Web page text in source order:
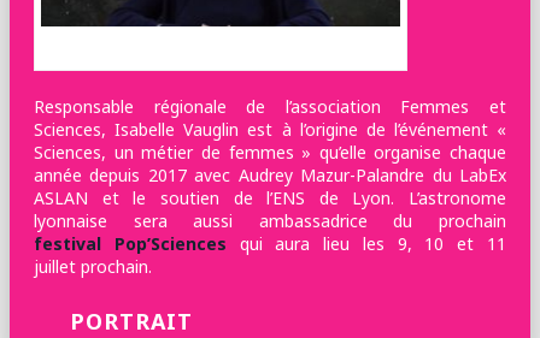
Responsable régionale de l’association Femmes et
Sciences, Isabelle Vauglin est à l’origine de l’événement «
Sciences, un métier de femmes » qu’elle organise chaque
année depuis 2017 avec Audrey Mazur-Palandre du LabEx
ASLAN et le soutien de l’ENS de Lyon. L’astronome
lyonnaise sera aussi ambassadrice du prochain
festival Pop’Sciences qui aura lieu les 9, 10 et 11
juillet prochain.
PORTRAIT